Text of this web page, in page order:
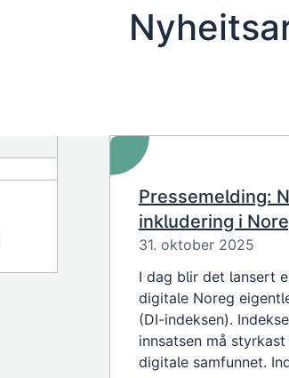
Pressemelding:
inkludering i
31. oktober 2025
I dag blir det lansert
digitale Noreg
(DI-indeksen).
innsatsen må
digitale samfunnet.